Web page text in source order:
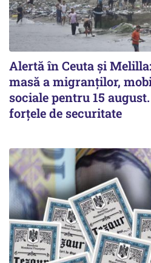
Alertă în Ceuta și
masă a migranților,
sociale pentru 15
forțele de securitate